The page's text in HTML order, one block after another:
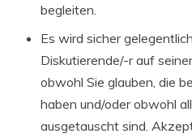
begleiten.
Es wird sicher
Diskutierende/-r auf
obwohl Sie glauben, die
haben und/oder obwohl
ausgetauscht sind.